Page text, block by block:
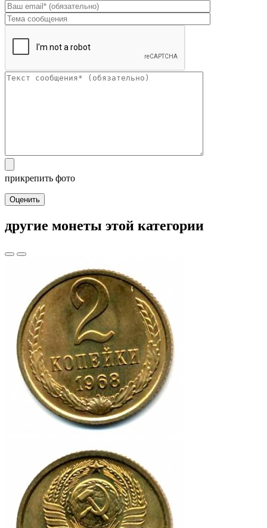
прикрепить фото
Оценить
другие монеты этой категории